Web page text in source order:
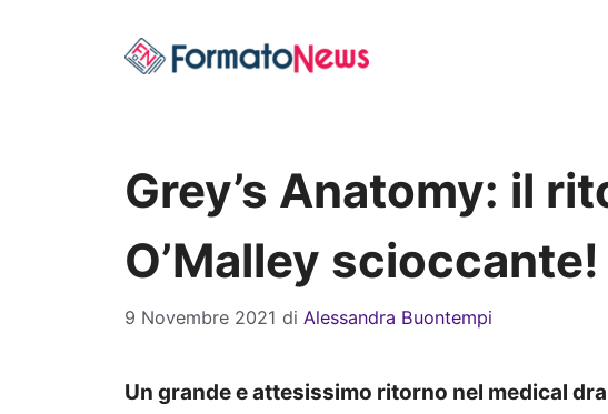
Grey’s Anatomy: il
O’Malley scioccante!
9 Novembre 2021 di Alessandra Buontempi
Un grande e attesissimo ritorno nel medical